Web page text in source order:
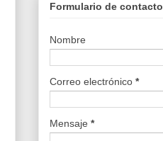
Formulario de contacto
Nombre
Correo electrónico *
Mensaje *